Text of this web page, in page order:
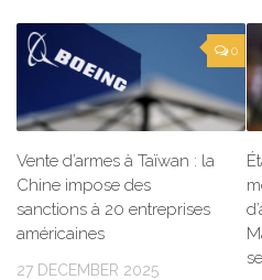
0
Vente d’armes à Taïwan : la
Chine impose des
sanctions à 20 entreprises
américaines
27 DECEMBER 2025